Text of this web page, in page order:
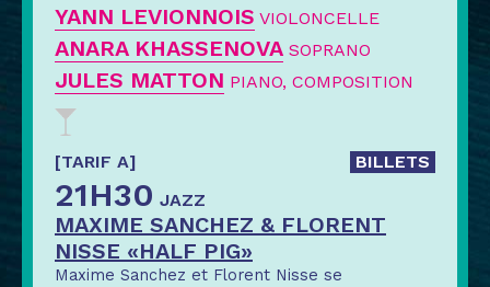
YANN LEVIONNOIS VIOLONCELLE
ANARA KHASSENOVA SOPRANO
JULES MATTON PIANO, COMPOSITION
[TARIF A] BILLETS
21H30 JAZZ
MAXIME SANCHEZ & FLORENT
NISSE «HALF PIG»
Maxime Sanchez et Florent Nisse se